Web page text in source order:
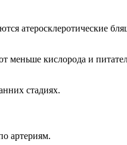
атеросклеротические
меньше кислорода и
стадиях.
артериям.